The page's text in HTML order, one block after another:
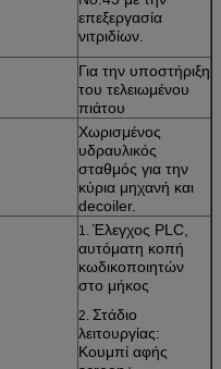
επεξεργασία
νιτριδίων.
Για την υποστήριξη
του τελειωμένου
πιάτου
Χωρισμένος
υδραυλικός
σταθμός για την
κύρια μηχανή και
decoiler.
1. Έλεγχος PLC,
αυτόματη κοπή
κωδικοποιητών
στο μήκος
2. Στάδιο
λειτουργίας:
Κουμπί αφής